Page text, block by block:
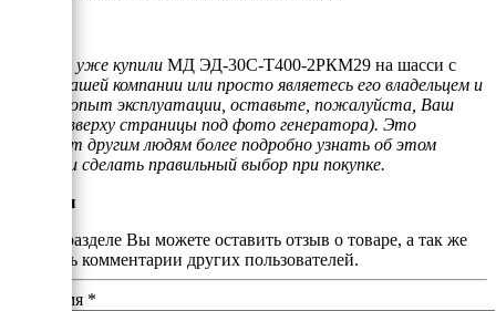
Если Вы уже купили МД ЭД-30С-Т400-2РКМ29 на шасси с
в нашей компании или просто являетесь его владельцем и
имеете опыт эксплуатации, оставьте, пожалуйста, Ваш
отзыв (вверху страницы под фото генератора). Это
поможет другим людям более подробно узнать об этом
товаре и сделать правильный выбор при покупке.
Отзывы
В этом разделе Вы можете оставить отзыв о товаре, а так же
почитать комментарии других пользователей.
Ваше имя *